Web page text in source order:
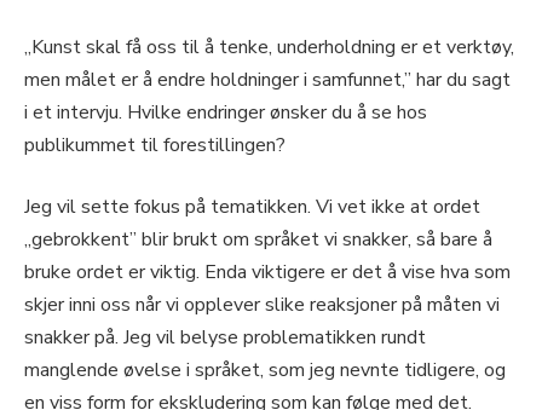
„Kunst skal få oss til å tenke, underholdning er et verktøy,
men målet er å endre holdninger i samfunnet,” har du sagt
i et intervju. Hvilke endringer ønsker du å se hos
publikummet til forestillingen?
Jeg vil sette fokus på tematikken. Vi vet ikke at ordet
„gebrokkent” blir brukt om språket vi snakker, så bare å
bruke ordet er viktig. Enda viktigere er det å vise hva som
skjer inni oss når vi opplever slike reaksjoner på måten vi
snakker på. Jeg vil belyse problematikken rundt
manglende øvelse i språket, som jeg nevnte tidligere, og
en viss form for ekskludering som kan følge med det.